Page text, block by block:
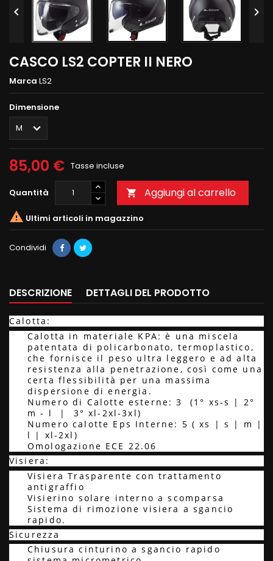
 
CASCO LS2 COPTER II NERO
Marca LS2
Dimensione
85,00 € Tasse incluse
Quantità  Aggiungi al carrello
 Ultimi articoli in magazzino
Condividi
DESCRIZIONE DETTAGLI DEL PRODOTTO
Calotta:
Calotta in materiale KPA: è una miscela
patentata di policarbonato, termoplastico,
che fornisce il peso ultra leggero e ad alta
resistenza alla penetrazione, così come una
certa flessibilità per una massima
dispersione di energia.
Numero di Calotte esterne: 3 (1° xs-s | 2°
m - l | 3° xl-2xl-3xl)
Numero calotte Eps Interne: 5 ( xs | s | m |
l | xl-2xl)
Omologazione ECE 22.06
Visiera:
Visiera Trasparente con trattamento
antigraffio
Visierino solare interno a scomparsa
Sistema di rimozione visiera a sgancio
rapido.
Sicurezza
Chiusura cinturino a sgancio rapido